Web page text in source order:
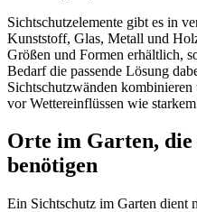
Sichtschutzelemente gibt es in
Kunststoff, Glas, Metall und
Größen und Formen erhältlich,
Bedarf die passende Lösung
Sichtschutzwänden
vor Wettereinflüssen wie
Orte im Garten, die
benötigen
Ein Sichtschutz im Garten dient